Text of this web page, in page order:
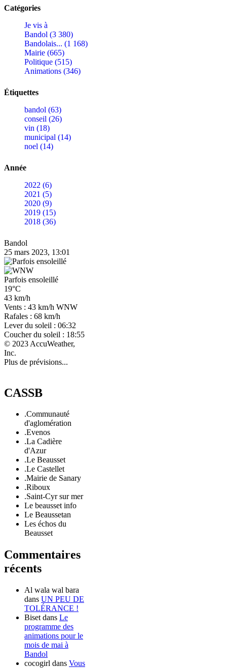
Catégories
Je vis à
Bandol (3 380)
Bandolais... (1 168)
Mairie (665)
Politique (515)
Animations (346)
Étiquettes
bandol (63)
conseil (26)
vin (18)
municipal (14)
noel (14)
Année
2022 (6)
2021 (5)
2020 (9)
2019 (15)
2018 (36)
Bandol
25 mars 2023, 13:01
Parfois ensoleillé
19°C
43 km/h
Vents : 43 km/h WNW
Rafales : 68 km/h
Lever du soleil : 06:32
Coucher du soleil : 18:55
© 2023 AccuWeather,
Inc.
Plus de prévisions...
CASSB
.Communauté
d'aglomération
.Evenos
.La Cadière
d'Azur
.Le Beausset
.Le Castellet
.Mairie de Sanary
.Riboux
.Saint-Cyr sur mer
Le beausset info
Le Beaussetan
Les échos du
Beausset
Commentaires
récents
Al wala wal bara
dans UN PEU DE
TOLÉRANCE !
Biset dans Le
programme des
animations pour le
mois de mai à
Bandol
cocogirl dans Vous